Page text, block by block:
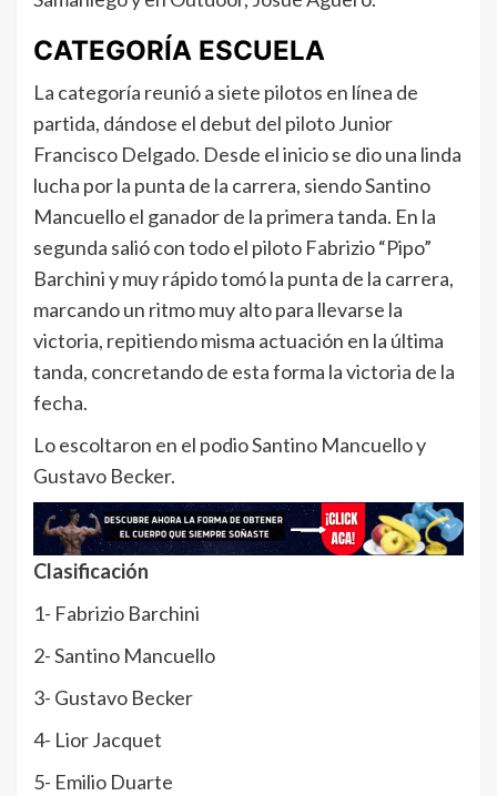
CATEGORÍA ESCUELA
La categoría reunió a siete pilotos en línea de
partida, dándose el debut del piloto Junior
Francisco Delgado. Desde el inicio se dio una linda
lucha por la punta de la carrera, siendo Santino
Mancuello el ganador de la primera tanda. En la
segunda salió con todo el piloto Fabrizio “Pipo”
Barchini y muy rápido tomó la punta de la carrera,
marcando un ritmo muy alto para llevarse la
victoria, repitiendo misma actuación en la última
tanda, concretando de esta forma la victoria de la
fecha.
Lo escoltaron en el podio Santino Mancuello y
Gustavo Becker.
Clasificación
1- Fabrizio Barchini
2- Santino Mancuello
3- Gustavo Becker
4- Lior Jacquet
5- Emilio Duarte